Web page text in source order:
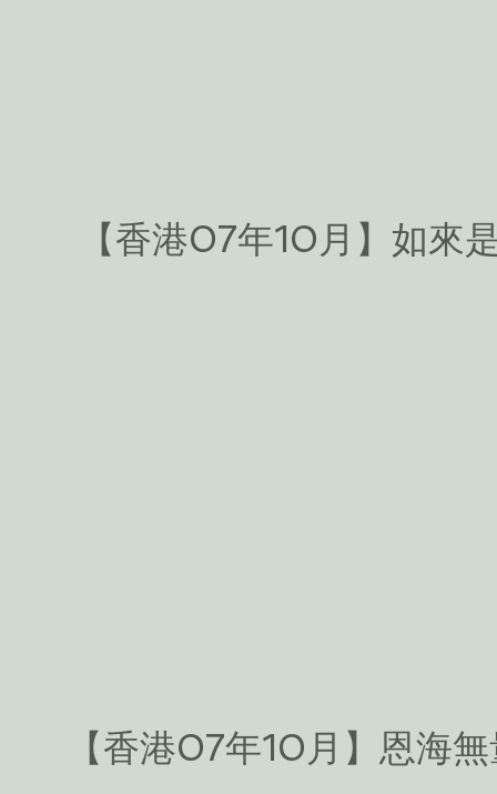
【香港07年10月】如來
【香港07年10月】恩海